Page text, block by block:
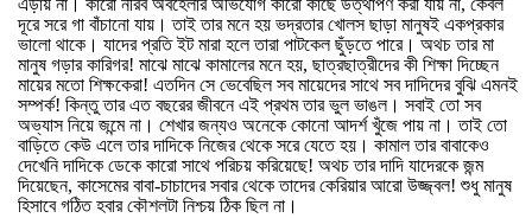
এড়ায় না। কারো নীরব অবহেলার অভিযোগ কারো কাছে উত্থাপণ করা যায় না, কেবল
দূরে সরে গা বাঁচানো যায়। তাই তার মনে হয় ভদ্রতার খোলস ছাড়া মানুষই একপ্রকার
ভালো থাকে। যাদের প্রতি ইট মারা হলে তারা পাটকেল ছুঁড়তে পারে। অথচ তার মা
মানুষ গড়ার কারিগর! মাঝে মাঝে কামালের মনে হয়, ছাত্রছাত্রীদের কী শিক্ষা দিচ্ছেন
মায়ের মতো শিক্ষকেরা! এতদিন সে ভেবেছিল সব মায়েদের সাথে সব দাদিদের বুঝি এমনই
সম্পর্ক! কিন্তু তার এত বছরের জীবনে এই প্রথম তার ভুল ভাঙল। সবাই তো সব
অভ্যাস নিয়ে জন্মে না। শেখার জন্যও অনেকে কোনো আদর্শ খুঁজে পায় না। তাই তো
বাড়িতে কেউ এলে তার দাদিকে নিজের থেকে সরে যেতে হয়। কামাল তার বাবাকেও
দেখেনি দাদিকে ডেকে কারো সাথে পরিচয় করিয়েছে! অথচ তার দাদি যাদেরকে জন্ম
দিয়েছেন, কাসেমের বাবা-চাচাদের সবার থেকে তাদের কেরিয়ার আরো উজ্জ্বল!শুধু মানুষ
হিসাবে গঠিত হবার কৌশলটা নিশ্চয় ঠিক ছিল না।